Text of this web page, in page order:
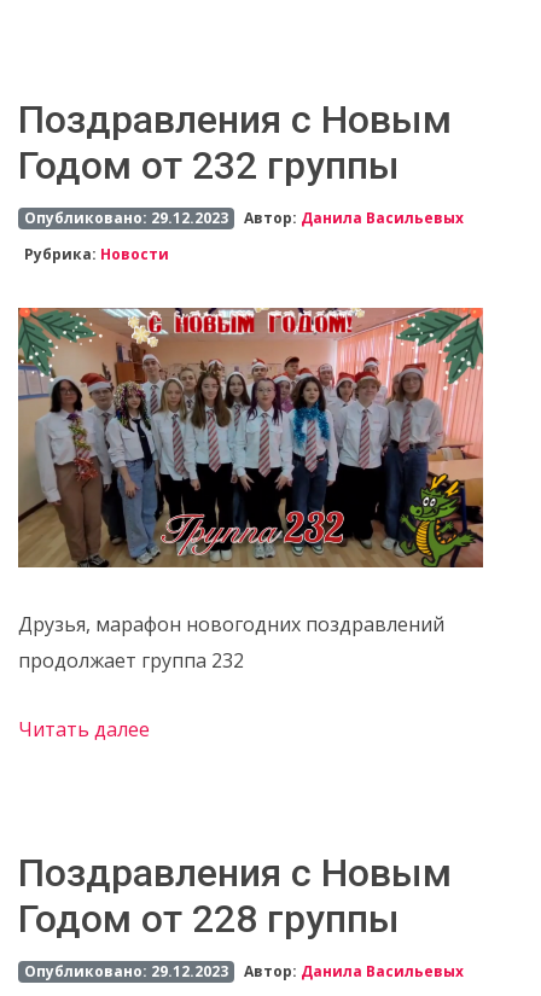
Поздравления c Новым
Годом от 232 группы
Опубликовано: 29.12.2023 Автор: Данила Васильевых
Рубрика: Новости
Друзья, марафон новогодних поздравлений
продолжает группа 232
Читать далее
Поздравления c Новым
Годом от 228 группы
Опубликовано: 29.12.2023 Автор: Данила Васильевых